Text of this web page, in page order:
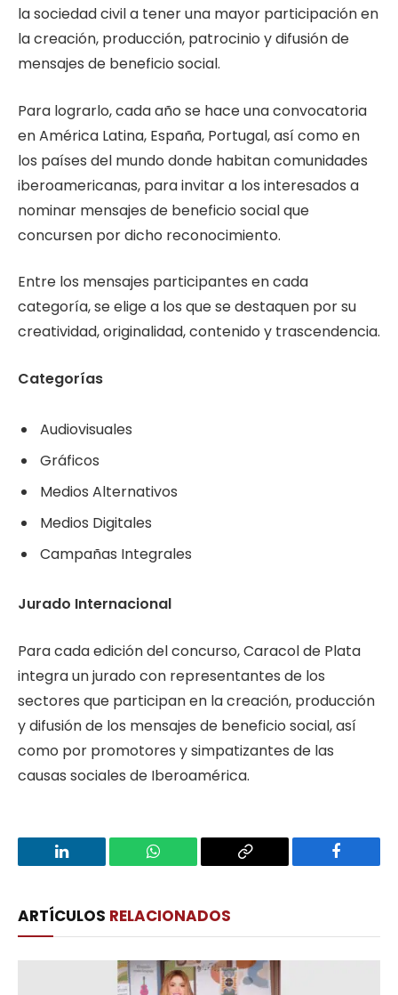
la sociedad civil a tener una mayor participación en
la creación, producción, patrocinio y difusión de
mensajes de beneficio social.
Para lograrlo, cada año se hace una convocatoria
en América Latina, España, Portugal, así como en
los países del mundo donde habitan comunidades
iberoamericanas, para invitar a los interesados a
nominar mensajes de beneficio social que
concursen por dicho reconocimiento.
Entre los mensajes participantes en cada
categoría, se elige a los que se destaquen por su
creatividad, originalidad, contenido y trascendencia.
Categorías
Audiovisuales
Gráficos
Medios Alternativos
Medios Digitales
Campañas Integrales
Jurado Internacional
Para cada edición del concurso, Caracol de Plata
integra un jurado con representantes de los
sectores que participan en la creación, producción
y difusión de los mensajes de beneficio social, así
como por promotores y simpatizantes de las
causas sociales de Iberoamérica.
LinkedIn WhatsApp
Copy
Facebook
ARTÍCULOS RELACIONADOS